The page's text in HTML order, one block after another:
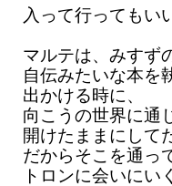
入って行ってもい
マルテは、みすず
自伝みたいな本を
出かける時に、
向こうの世界に通
開けたままにして
だからそこを通っ
トロンに会いにい